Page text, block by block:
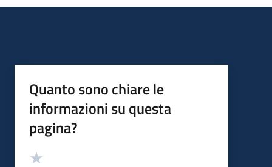
Quanto sono chiare le
informazioni su questa
pagina?
Valutazione